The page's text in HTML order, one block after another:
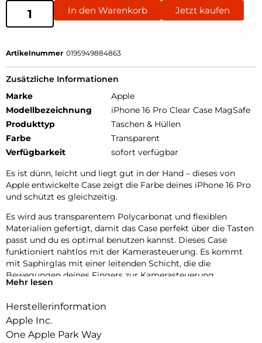
In den Warenkorb Jetzt kaufen
Artikelnummer 0195949884863
Zusätzliche Informationen
Marke
Apple
Modellbezeichnung
iPhone 16 Pro Clear Case MagSafe
Produkttyp
Taschen & Hüllen
Farbe
Transparent
Verfügbarkeit
sofort verfügbar
Es ist dünn, leicht und liegt gut in der Hand – dieses von
Apple entwickelte Case zeigt die Farbe deines iPhone 16 Pro
und schützt es gleichzeitig.
Es wird aus transparentem Polycarbonat und flexiblen
Materialien gefertigt, damit das Case perfekt über die Tasten
passt und du es optimal benutzen kannst. Dieses Case
funktioniert nahtlos mit der Kamerasteuerung. Es kommt
mit Saphirglas mit einer leitenden Schicht, die die
Bewegungen deines Fingers zur Kamerasteuerung
überträgt.
Innen und Außenseite haben eine kratzfeste Beschichtung.
Und alle Materialien und Beschichtungen wurden optimiert,
um zu verhindern, dass das Case mit der Zeit vergilbt.
Mehr lesen
Herstellerinformation
Apple Inc.
One Apple Park Way